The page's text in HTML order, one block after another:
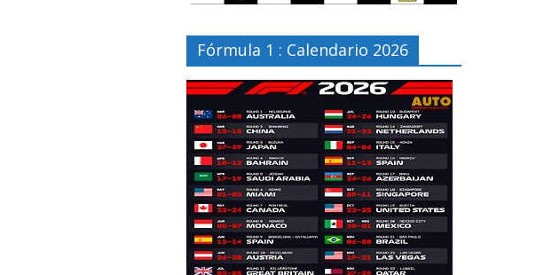
Fórmula 1 : Calendario 2026